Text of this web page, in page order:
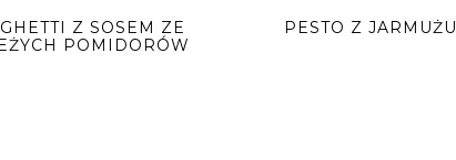
Z SOSEM ZE
POMIDORÓW
PESTO Z JARMUŻU